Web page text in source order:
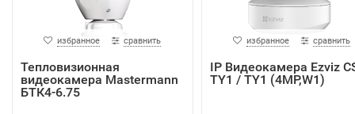
избранное сравнить
Тепловизионная
видеокамера Mastermann
БТК4-6.75
избранное сравнить
IP Видеокамера Ezviz
TY1 / TY1 (4MP,W1)